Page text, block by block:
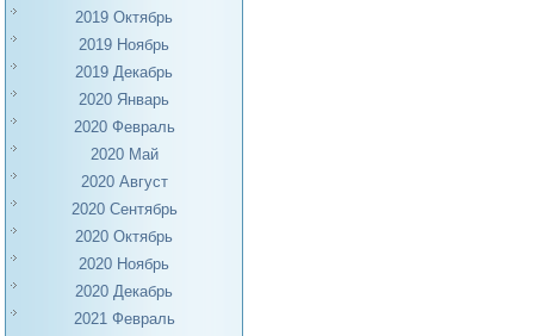
2019 Октябрь
2019 Ноябрь
2019 Декабрь
2020 Январь
2020 Февраль
2020 Май
2020 Август
2020 Сентябрь
2020 Октябрь
2020 Ноябрь
2020 Декабрь
2021 Февраль